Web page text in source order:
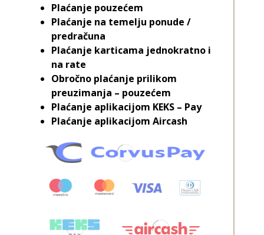
Plaćanje pouzećem
Plaćanje na temelju ponude /
predračuna
Plaćanje karticama jednokratno i
na rate
Obročno plaćanje prilikom
preuzimanja – pouzećem
Plaćanje aplikacijom KEKS – Pay
Plaćanje aplikacijom Aircash